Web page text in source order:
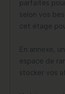
parfaites
selon vos
cet étage
En annexe,
espace de
stocker vos